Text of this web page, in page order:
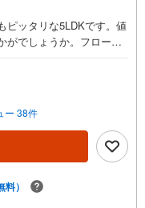
ピッタリな5LDKです。値
がでしょうか。フローリ
利用頻度の高い水回り
ムキッチンを選んでみ
、お風呂でゆったりとリ
をカメラで確認できるT
無休/9:00～21:00】人気物
ため、お早めにお電話下
各種ご相談も承っており
ー 38件
料）